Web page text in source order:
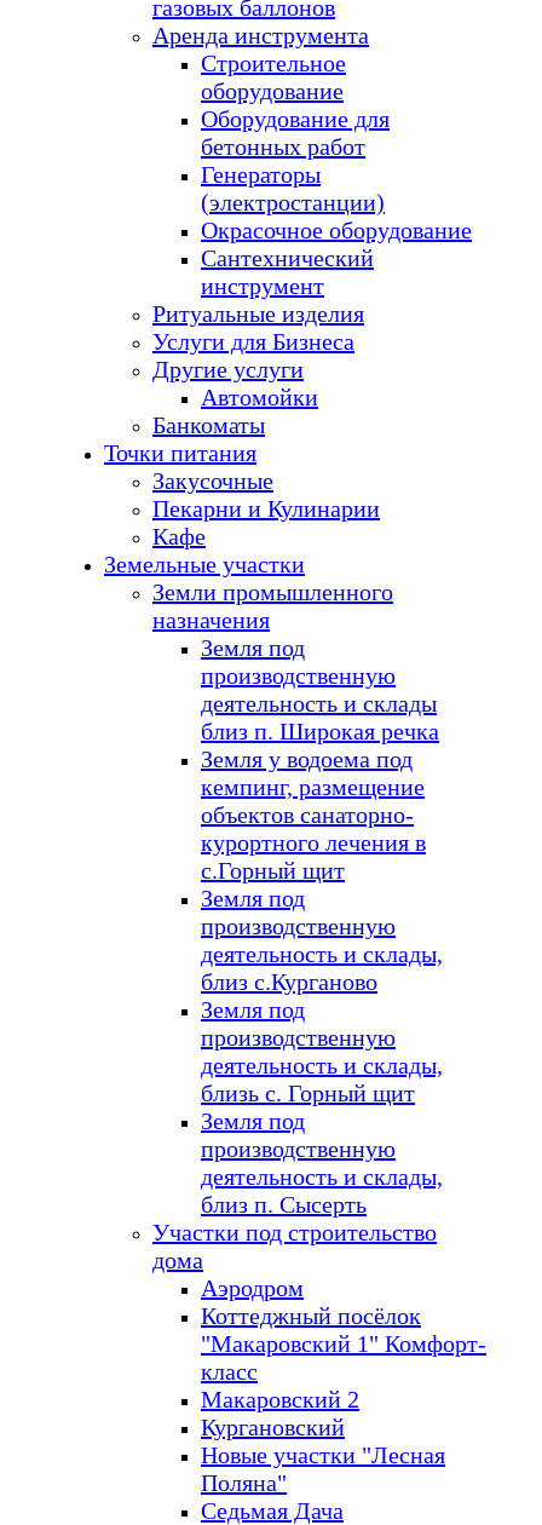
газовых баллонов
Аренда инструмента
Строительное
оборудование
Оборудование для
бетонных работ
Генераторы
(электростанции)
Окрасочное оборудование
Сантехнический
инструмент
Ритуальные изделия
Услуги для Бизнеса
Другие услуги
Автомойки
Банкоматы
Точки питания
Закусочные
Пекарни и Кулинарии
Кафе
Земельные участки
Земли промышленного
назначения
Земля под
производственную
деятельность и склады
близ п. Широкая речка
Земля у водоема под
кемпинг, размещение
объектов санаторно-
курортного лечения в
с.Горный щит
Земля под
производственную
деятельность и склады,
близ с.Курганово
Земля под
производственную
деятельность и склады,
близь с. Горный щит
Земля под
производственную
деятельность и склады,
близ п. Сысерть
Участки под строительство
дома
Аэродром
Коттеджный посёлок
"Макаровский 1" Комфорт-
класс
Макаровский 2
Кургановский
Новые участки "Лесная
Поляна"
Седьмая Дача